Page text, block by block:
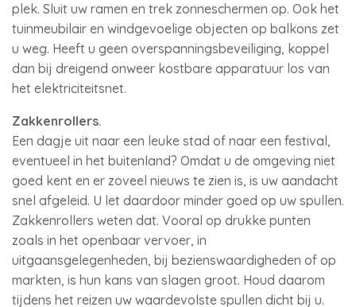
plek. Sluit uw ramen en trek zonneschermen op. Ook het
tuinmeubilair en windgevoelige objecten op balkons zet
u weg. Heeft u geen overspanningsbeveiliging, koppel
dan bij dreigend onweer kostbare apparatuur los van
het elektriciteitsnet.
Zakkenrollers.
Een dagje uit naar een leuke stad of naar een festival,
eventueel in het buitenland? Omdat u de omgeving niet
goed kent en er zoveel nieuws te zien is, is uw aandacht
snel afgeleid. U let daardoor minder goed op uw spullen.
Zakkenrollers weten dat. Vooral op drukke punten
zoals in het openbaar vervoer, in
uitgaansgelegenheden, bij bezienswaardigheden of op
markten, is hun kans van slagen groot. Houd daarom
tijdens het reizen uw waardevolste spullen dicht bij u.